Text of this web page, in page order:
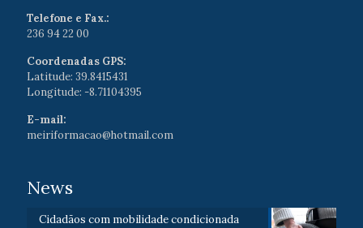
Telefone e Fax.:
236 94 22 00
Coordenadas GPS:
Latitude: 39.8415431
Longitude: -8.71104395
E-mail:
meiriformacao@hotmail.com
News
Cidadãos com mobilidade condicionada